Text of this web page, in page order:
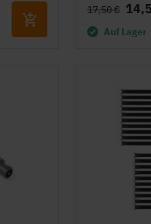
17,50 €
Auf Lager